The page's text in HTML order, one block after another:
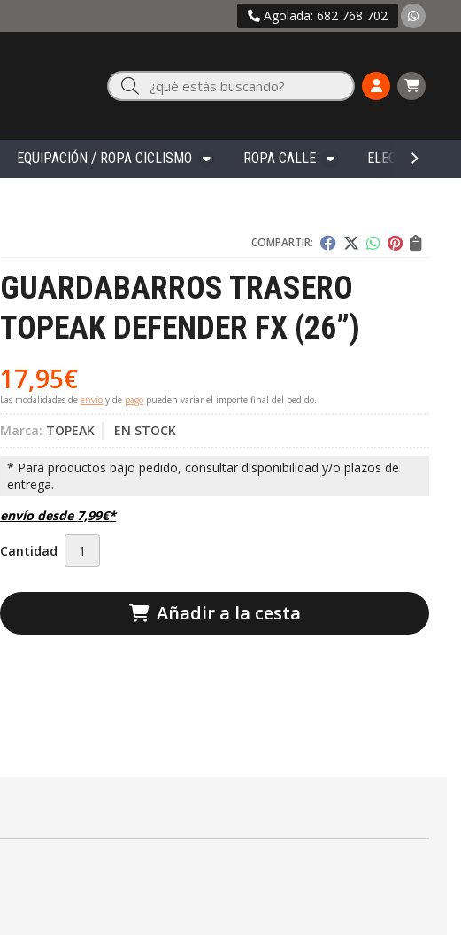
Agolada: 682 768 702
Buscar
EQUIPACIÓN / ROPA CICLISMO ROPA CALLE ELECTRÓNICA
COMPARTIR:
GUARDABARROS TRASERO
TOPEAK DEFENDER FX (26”)
17,95€
Las modalidades deenvío y de pago pueden variar el importe final del pedido.
Marca: TOPEAK EN STOCK
envío desde 7,99€*
Cantidad
Añadir a la cesta